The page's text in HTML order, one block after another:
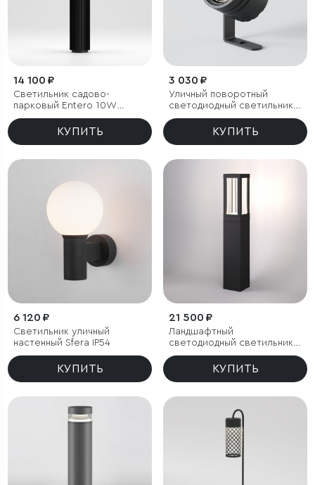
14 100 ₽
Светильник садово-
парковый Entero 10W
черный 4000К
КУПИТЬ
3 030 ₽
Уличный поворотный
светодиодный светильник
Landscape (35190/S)
КУПИТЬ
6 120 ₽
Светильник уличный
настенный Sfera IP54
КУПИТЬ
21 500 ₽
Ландшафтный
светодиодный светильник
Frame LED IP54
КУПИТЬ